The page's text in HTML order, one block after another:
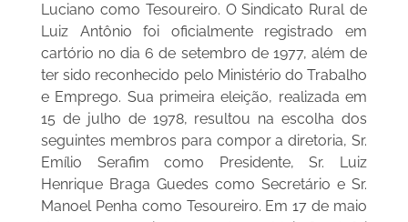
Luciano como Tesoureiro. O Sindicato Rural de
Luiz Antônio foi oficialmente registrado em
cartório no dia 6 de setembro de 1977, além de
ter sido reconhecido pelo Ministério do Trabalho
e Emprego. Sua primeira eleição, realizada em
15 de julho de 1978, resultou na escolha dos
seguintes membros para compor a diretoria, Sr.
Emílio Serafim como Presidente, Sr. Luiz
Henrique Braga Guedes como Secretário e Sr.
Manoel Penha como Tesoureiro. Em 17 de maio